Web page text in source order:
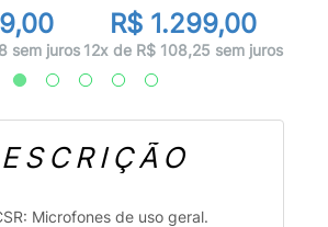
sem juros
R$ 1.299,00
12x de R$ 108,25 sem juros
Microfones de uso geral.